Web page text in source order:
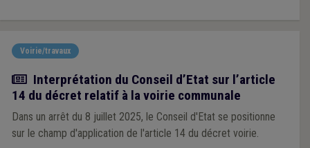
Voirie/travaux
Actualité
Interprétation du Conseil d’Etat sur l’article
14 du décret relatif à la voirie communale
Dans un arrêt du 8 juillet 2025, le Conseil d'Etat se positionne
sur le champ d'application de l'article 14 du décret voirie.